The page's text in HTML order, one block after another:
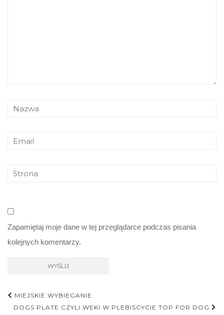
Zapamiętaj moje dane w tej przeglądarce podczas pisania
kolejnych komentarzy.
Nawigacja
MIEJSKIE WYBIEGANIE
DOGS PLATE CZYLI WEKI W PLEBISCYCIE TOP FOR DOG